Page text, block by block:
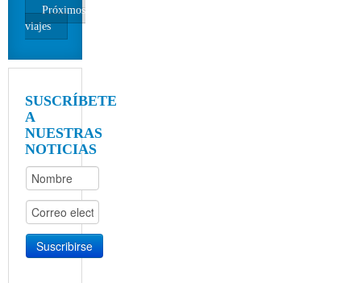
Próximos
viajes
SUSCRÍBETE
A
NUESTRAS
NOTICIAS